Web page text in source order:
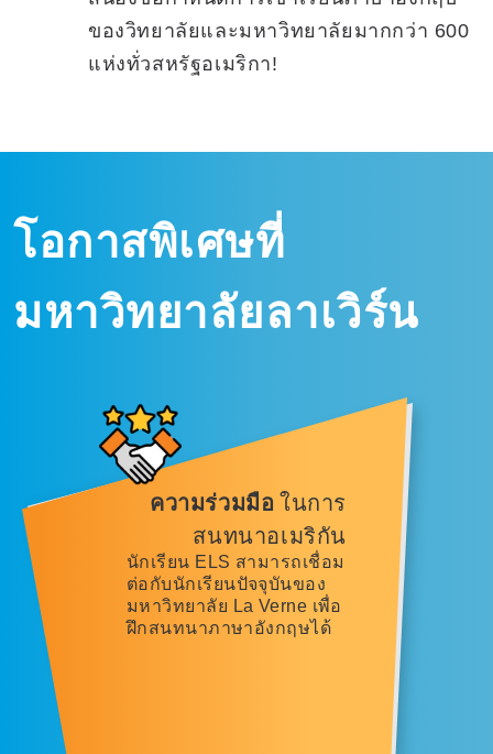
ของวิทยาลัยและมหาวิทยาลัยมากกว่า 600
แห่งทั่วสหรัฐอเมริกา!
โอกาสพิเศษที่
มหาวิทยาลัยลาเวิร์น
ความร่วมมือ ในการ
สนทนาอเมริกัน
นักเรียน ELS สามารถเชื่อม
ต่อกับนักเรียนปัจจุบันของ
มหาวิทยาลัย La Verne เพื่อ
ฝึกสนทนาภาษาอังกฤษได้